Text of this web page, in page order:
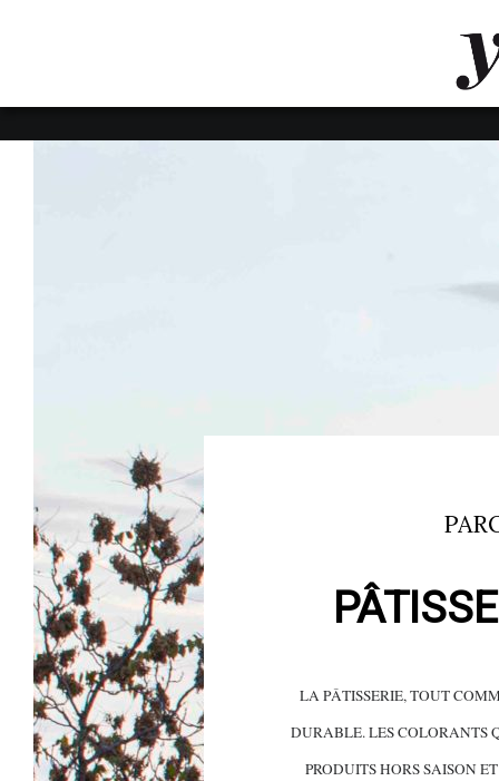
LA PÂTISSERIE, TOUT
DURABLE. LES COLORANTS
PRODUITS HORS SAISON